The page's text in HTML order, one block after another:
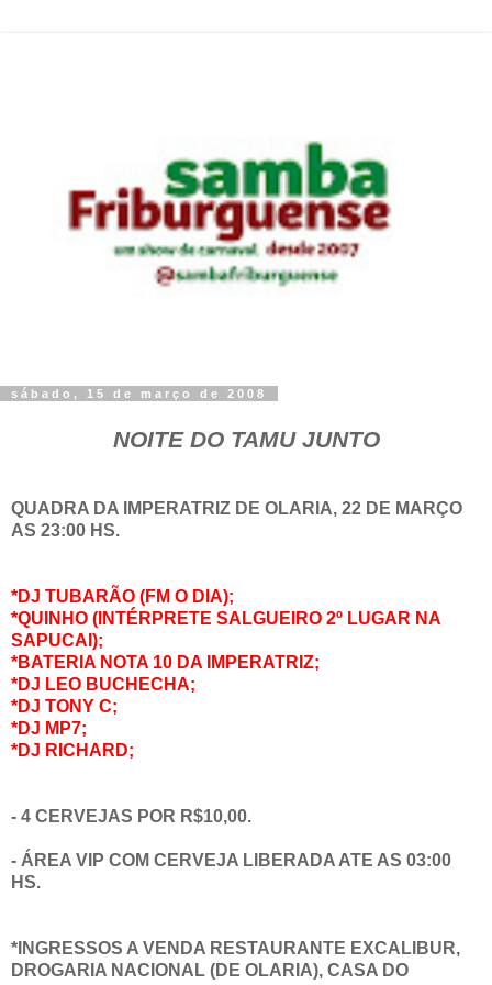
sábado, 15 de março de 2008
NOITE DO TAMU JUNTO
QUADRA DA IMPERATRIZ DE OLARIA, 22 DE MARÇO
AS 23:00 HS.
*DJ TUBARÃO (FM O DIA);
*QUINHO (INTÉRPRETE SALGUEIRO 2º LUGAR NA
SAPUCAI);
*BATERIA NOTA 10 DA IMPERATRIZ;
*DJ LEO BUCHECHA;
*DJ TONY C;
*DJ MP7;
*DJ RICHARD;
- 4 CERVEJAS POR R$10,00.
- ÁREA VIP COM CERVEJA LIBERADA ATE AS 03:00
HS.
*INGRESSOS A VENDA RESTAURANTE EXCALIBUR,
DROGARIA NACIONAL (DE OLARIA), CASA DO